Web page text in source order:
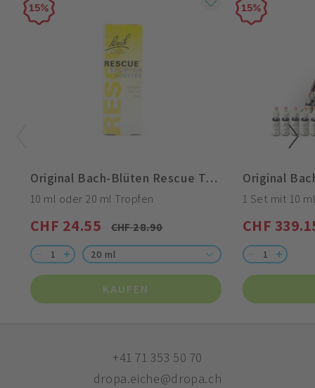
15
Original Bach-Blüten Rescue Tropfen
10 ml oder 20 ml Tropfen
CHF 28.90
CHF 24.55
20 ml
KAUFEN
15
Original
1 Set mit 10
CHF
+41 71 353 50 70
dropa.eiche@dropa.ch